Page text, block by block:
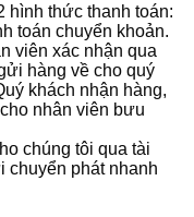
hình thức thanh toán:
toán chuyển khoản.
viên xác nhận qua
hàng về cho quý
khách nhận hàng,
nhân viên bưu
chúng tôi qua tài
chuyển phát nhanh